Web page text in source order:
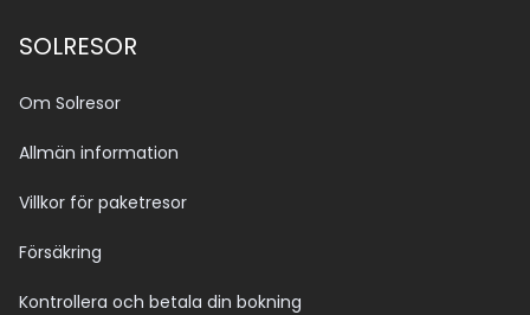
SOLRESOR
Om Solresor
Allmän information
Villkor för paketresor
Försäkring
Kontrollera och betala din bokning